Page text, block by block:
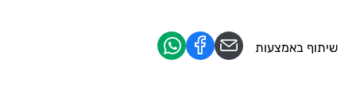
שיתוף באמצעות